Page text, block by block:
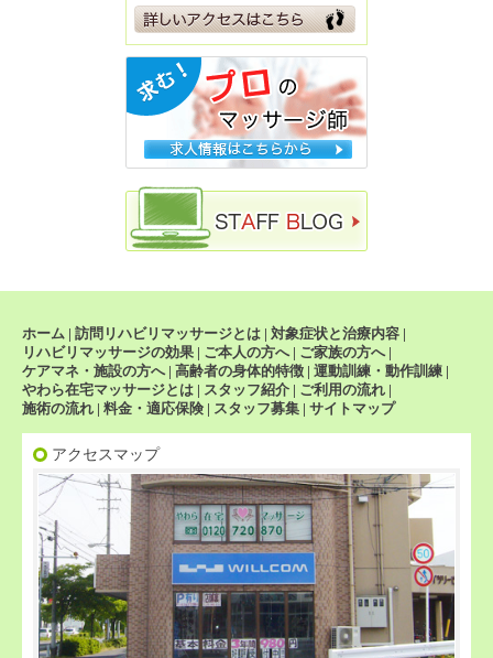
ホーム | 訪問リハビリマッサージとは | 対象症状と治療内容 |
リハビリマッサージの効果 | ご本人の方へ| ご家族の方へ|
ケアマネ・施設の方へ| 高齢者の身体的特徴 | 運動訓練・動作訓練 |
やわら在宅マッサージとは | スタッフ紹介 | ご利用の流れ |
施術の流れ | 料金・適応保険 | スタッフ募集 | サイトマップ
アクセスマップ